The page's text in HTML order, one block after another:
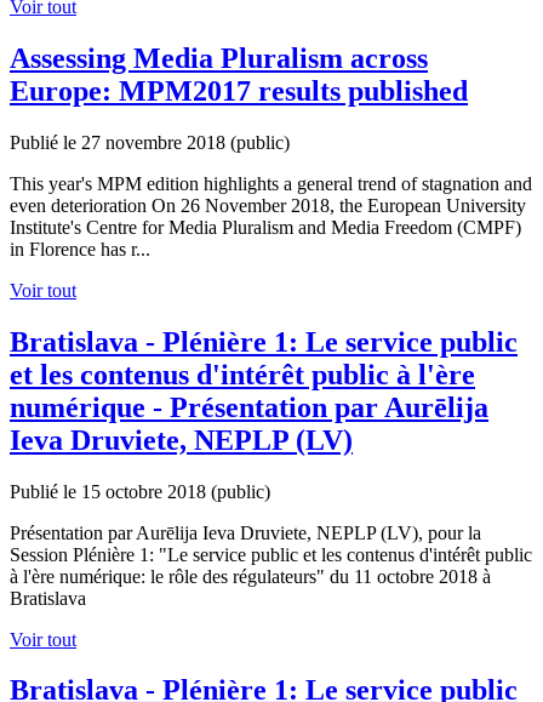
Voir tout
Assessing Media Pluralism across
Europe: MPM2017 results published
Publié le 27 novembre 2018 (public)
This year's MPM edition highlights a general trend of stagnation and
even deterioration On 26 November 2018, the European University
Institute's Centre for Media Pluralism and Media Freedom (CMPF)
in Florence has r...
Voir tout
Bratislava - Plénière 1: Le service public
et les contenus d'intérêt public à l'ère
numérique - Présentation par Aurēlija
Ieva Druviete, NEPLP (LV)
Publié le 15 octobre 2018 (public)
Présentation par Aurēlija Ieva Druviete, NEPLP (LV), pour la
Session Plénière 1: "Le service public et les contenus d'intérêt public
à l'ère numérique: le rôle des régulateurs" du 11 octobre 2018 à
Bratislava
Voir tout
Bratislava - Plénière 1: Le service public